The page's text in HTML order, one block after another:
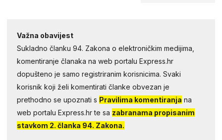
Važna obavijest
Sukladno članku 94. Zakona o elektroničkim medijima,
komentiranje članaka na web portalu Express.hr
dopušteno je samo registriranim korisnicima. Svaki
korisnik koji želi komentirati članke obvezan je
prethodno se upoznati s Pravilima komentiranja na
web portalu Express.hr te sa zabranama propisanim
stavkom 2. članka 94. Zakona.